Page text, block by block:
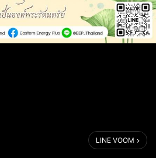
พุทธเจ้าได้ทรงประกาศพระพุทธศาสนา
LINE VOOM